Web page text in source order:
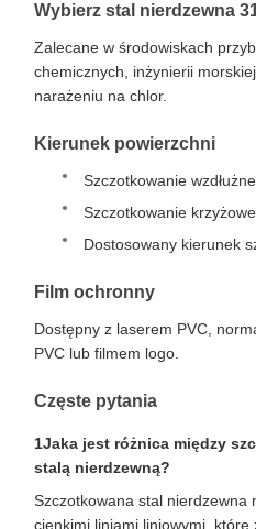
Wybierz stal nierdzewna
Zalecane w środowiskach
chemicznych, inżynierii
narażeniu na chlor.
Kierunek powierzchni
Szczotkowanie wzdłużne
Szczotkowanie krzyżowe
Dostosowany kierunek
Film ochronny
Dostępny z laserem PVC,
PVC lub filmem logo.
Częste pytania
1Jaka jest różnica między
stalą nierdzewną?
Szczotkowana stal nierdzewna
cienkimi liniami liniowymi,